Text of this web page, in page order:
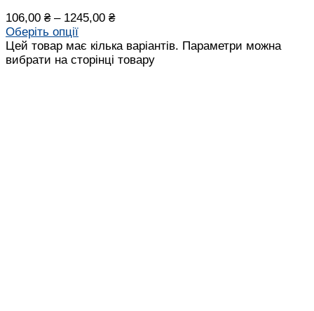
106,00 ₴– 1245,00 ₴
Оберіть опції
Цей товар має кілька варіантів. Параметри можна
вибрати на сторінці товару